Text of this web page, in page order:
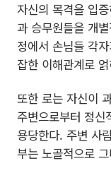
자신의 목격을 입
과 승무원들을 개
정에서 손님들 각
잡한 이해관계로
또한 로는 자신이
주변으로부터 정신
용당한다. 주변 사
부는 노골적으로